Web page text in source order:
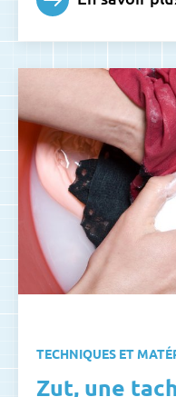
TECHNIQUES ET
Zut, une